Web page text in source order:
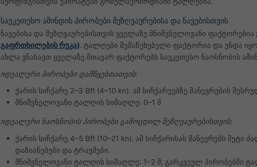
საუკეთესო ამინდის პირობები მეზღვაურებისა და ნავებისთვის
ნავებისა და მეზღვაურებისთვის ყველაზე მნიშვნელოვანი ფაქტორებია
გაფრთხილების რუკა). ტალღები შემაწუხებელი ფაქტორია და უნდა
ახლა ვნახავთ ყველაზე მთავარ ფაქტორებს საუკეთესო ნაოსნობის
იდეალური პირობები დამწყებთათვის:
ქარის სიჩქარე 2–3 Bft (4–10 kn). ამ სიჩქარეებზე მანევრების
მნიშვნელოვანი ტალღის სიმაღლე: 0–1 მ
იდეალური ნაოსნობის პირობები გამოცდილ მეზღვაურებისთვის:
ქარის სიჩქარე 4–5 Bft (10–21 kn). ამ სიჩქარისას მანევრებს
დაზიანებები და ტრავმები.
მნიშვნელოვანი ტალღის სიმაღლე: 1–2 მ; გარკვეულ პირობებში